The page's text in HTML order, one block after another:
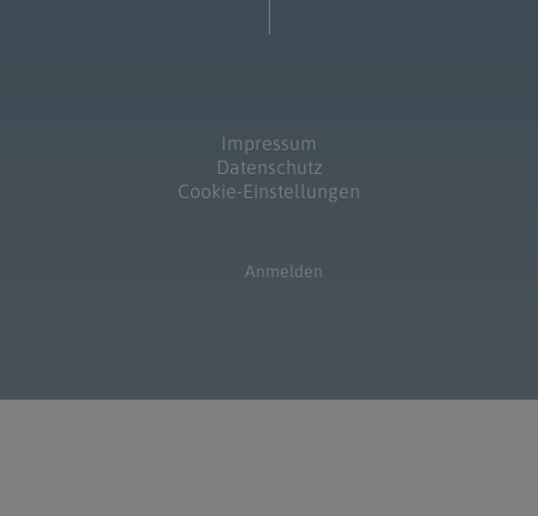
Impressum
Datenschutz
Cookie-Einstellungen
Anmelden